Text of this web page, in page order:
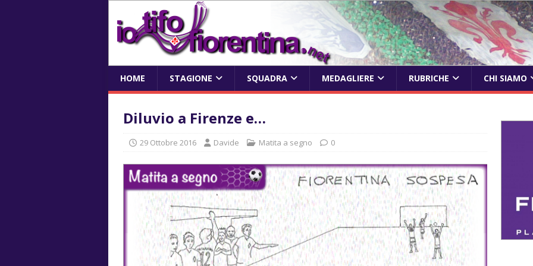
HOME STAGIONE SQUADRA MEDAGLIERE RUBRICHE CHI SIAMO
Diluvio a Firenze e…
29 Ottobre 2016 Davide Matita a segno 0